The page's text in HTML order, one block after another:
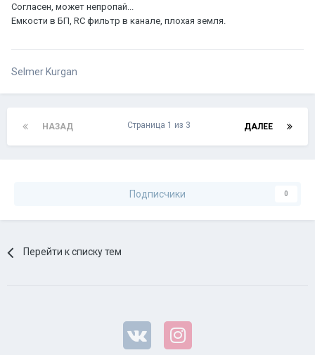
Согласен, может непропай...
Емкости в БП, RC фильтр в канале, плохая земля.
Selmer Kurgan
НАЗАД ДАЛЕЕ
Страница 1 из 3
Подписчики 0
Перейти к списку тем